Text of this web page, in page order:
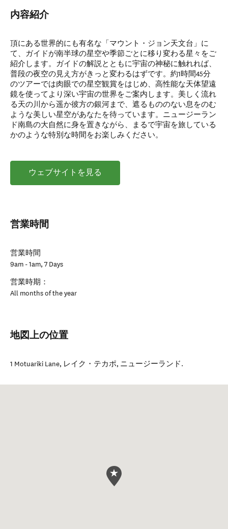
内容紹介
頂にある世界的にも有名な「マウント・ジョン天文台」に
て、ガイドが南半球の星空や季節ごとに移り変わる星々をご
紹介します。ガイドの解説とともに宇宙の神秘に触れれば、
普段の夜空の見え方がきっと変わるはずです。約1時間45分
のツアーでは肉眼での星空観賞をはじめ、高性能な天体望遠
鏡を使ってより深い宇宙の世界をご案内します。美しく流れ
る天の川から遥か彼方の銀河まで、遮るもののない息をのむ
ような美しい星空があなたを待っています。ニュージーラン
ド南島の大自然に身を置きながら、まるで宇宙を旅している
かのような特別な時間をお楽しみください。
ウェブサイトを見る
営業時間
営業時間
9am - 1am, 7 Days
営業時期：
All months of the year
地図上の位置
1 Motuariki Lane, レイク・テカポ, ニュージーランド.